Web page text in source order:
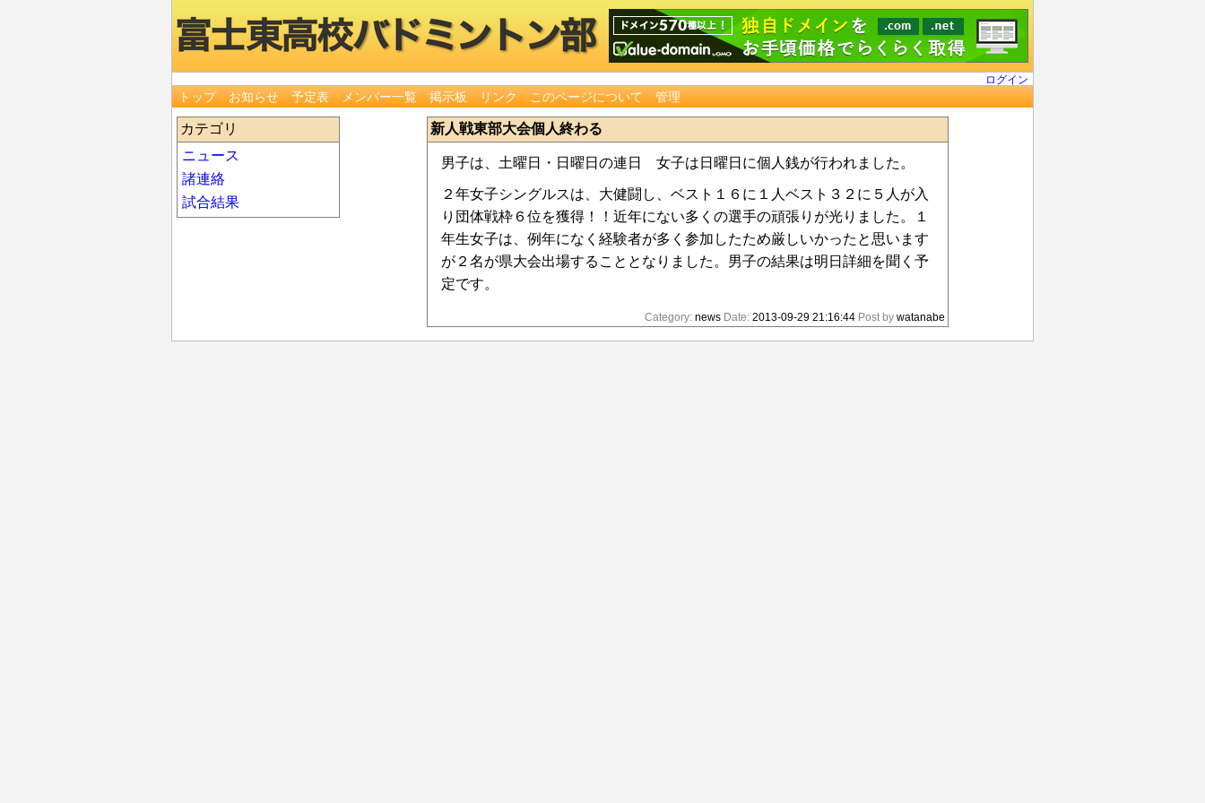
ログイン
トップ お知らせ 予定表 メンバー一覧 掲示板 リンク このページについて 管理
カテゴリ
ニュース
諸連絡
試合結果
新人戦東部大会個人終わる
男子は、土曜日・日曜日の連日 女子は日曜日に個人銭が行われました。
２年女子シングルスは、大健闘し、ベスト１６に１人ベスト３２に５人が入
り団体戦枠６位を獲得！！近年にない多くの選手の頑張りが光りました。１
年生女子は、例年になく経験者が多く参加したため厳しいかったと思います
が２名が県大会出場することとなりました。男子の結果は明日詳細を聞く予
定です。
Category: news Date: 2013-09-29 21:16:44 Post by watanabe